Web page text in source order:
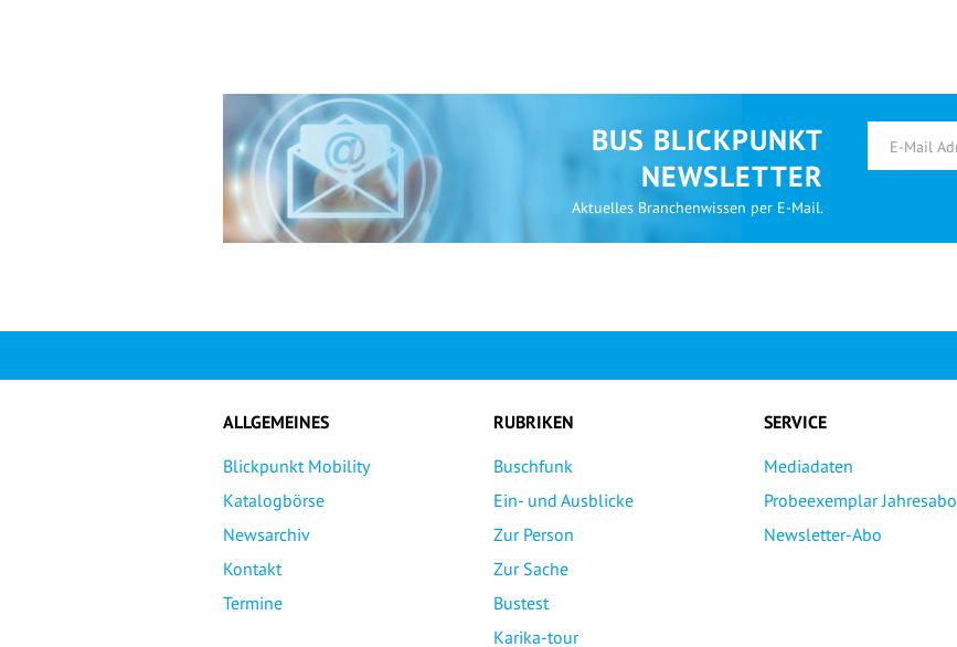
BUS BLICKPUNKT
NEWSLETTER
Aktuelles Branchenwissen per E-Mail.
ALLGEMEINES
Blickpunkt Mobility
Katalogbörse
Newsarchiv
Kontakt
Termine
RUBRIKEN
Buschfunk
Ein- und Ausblicke
Zur Person
Zur Sache
Bustest
Karika-tour
SERVICE
Mediadaten
Probeexemplar Jahresabo
Newsletter-Abo